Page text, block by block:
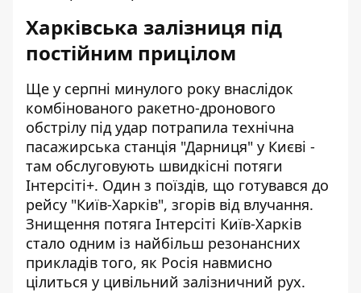
Харківська залізниця під
постійним прицілом
Ще у серпні минулого року внаслідок
комбінованого ракетно-дронового
обстрілу під удар потрапила технічна
пасажирська станція "Дарниця" у Києві -
там обслуговують швидкісні потяги
Інтерсіті+. Один з поїздів, що готувався до
рейсу "Київ-Харків", згорів від влучання.
Знищення потяга Інтерсіті Київ-Харків
стало одним із найбільш резонансних
прикладів того, як Росія навмисно
цілиться у цивільний залізничний рух.